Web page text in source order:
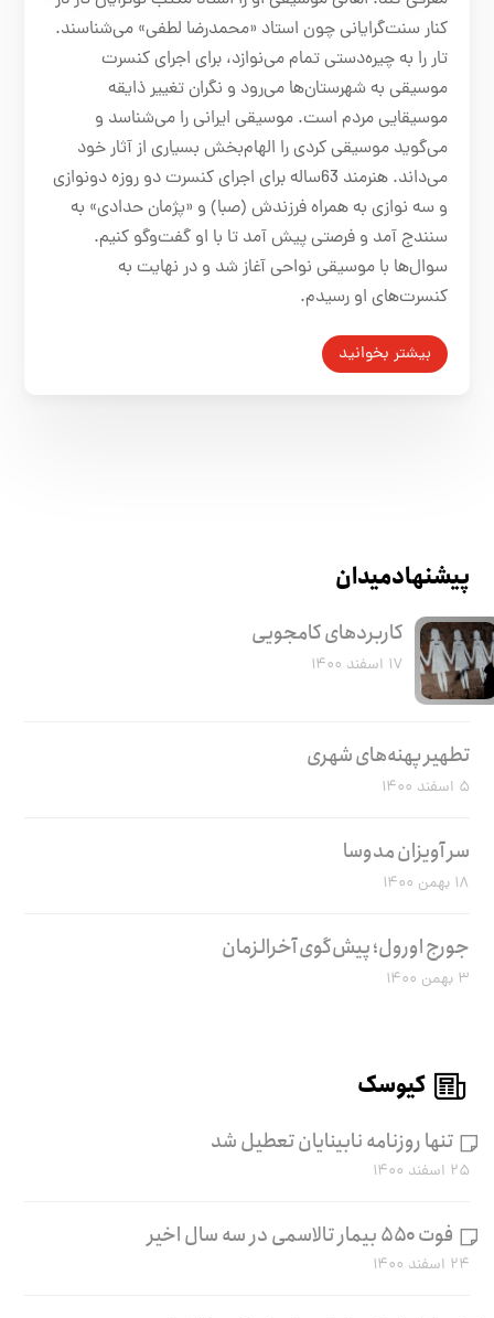
کنار سنت‌گرایانی چون استاد «محمدرضا لطفی» می‌شناسند.
تار را به چیره‌دستی تمام می‌نوازد، برای اجرای کنسرت
موسیقی به شهرستان‌ها می‌رود و نگران تغییر ذایقه
موسیقایی مردم است. موسیقی ایرانی را می‌شناسد و
می‌گوید موسیقی کردی را الهام‌بخش بسیاری از آثار خود
می‌داند. هنرمند 63ساله برای اجرای کنسرت دو روزه دونوازی
و سه نوازی به همراه فرزندش (صبا) و «پژمان حدادی» به
سنندج آمد و فرصتی پیش آمد تا با او گفت‌وگو کنیم.
سوال‌ها با موسیقی نواحی آغاز شد و در نهایت به
کنسرت‌های او رسیدم.
بیشتر بخوانید
پیشنهاد میدان
کاربرد‌های کامجویی
۱۷ اسفند ۱۴۰۰
تطهیر پهنه‌های شهری
۵ اسفند ۱۴۰۰
سر آویزان مدوسا
۱۸ بهمن ۱۴۰۰
جورج اورول؛ پیش‌گوی آخرالزمان
۳ بهمن ۱۴۰۰
کیوسک
تنها روزنامه نابینایان تعطیل شد
۲۵ اسفند ۱۴۰۰
فوت ۵۵۰ بیمار تالاسمی در سه سال اخیر
۲۴ اسفند ۱۴۰۰